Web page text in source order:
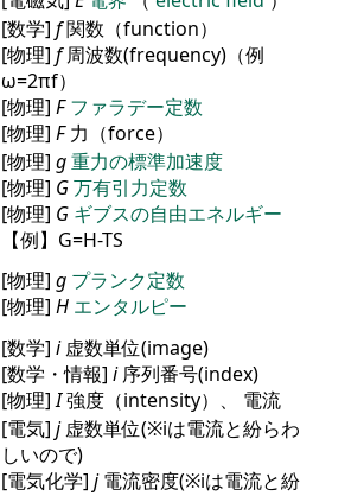
[数学] f関数（function）
[物理] f周波数(frequency)（例
ω=2πf）
[物理] F ファラデー定数
[物理] F力（force）
[物理] g重力の標準加速度
[物理] G万有引力定数
[物理] G ギブスの自由エネルギー
【例】G=H-TS
[物理] g プランク定数
[物理] H エンタルピー
[数学] i虚数単位(image)
[数学・情報] i序列番号(index)
[物理]I強度（intensity）、 電流
[電気] j虚数単位(※iは電流と紛らわ
しいので)
[電気化学] j電流密度(※iは電流と紛